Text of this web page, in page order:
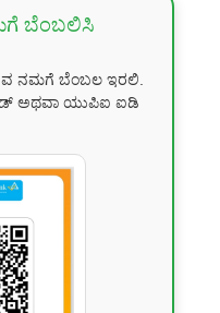
ಬೆಂಬಲಿಸಿ
ನಮಗೆ ಬೆಂಬಲ ಇರಲಿ.
ಅಥವಾ ಯುಪಿಐ ಐಡಿ